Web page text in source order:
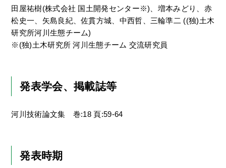
田屋祐樹(株式会社 国土開発センター※)、増本みどり、赤
松史一、矢島良紀、佐貫方城、中西哲、三輪準二 ((独)土木
研究所河川生態チーム)
※(独)土木研究所 河川生態チーム 交流研究員
発表学会、掲載誌等
河川技術論文集 巻:18 頁:59-64
発表時期